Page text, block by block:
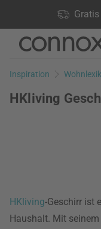
Produkte lagernd, 60
Direkt
Seiteninhalt
Direkt
Suchfeld
Inspiration
HKliving
HKliving-Geschirr ist
Haushalt. Mit